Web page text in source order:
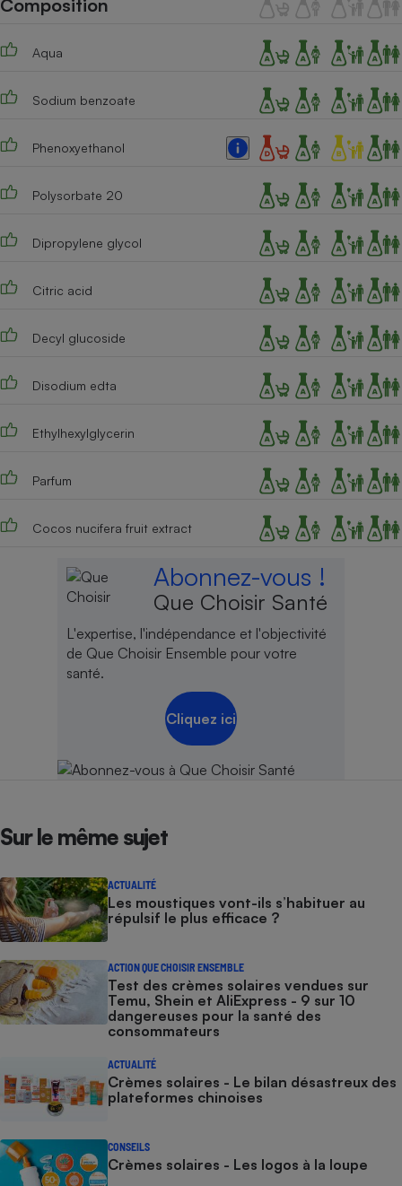
Composition
Aqua
Sodium benzoate
Phenoxyethanol
Polysorbate 20
Dipropylene glycol
Citric acid
Decyl glucoside
Disodium edta
Ethylhexylglycerin
Parfum
Cocos nucifera fruit extract
Abonnez-vous !
Que Choisir Santé
L'expertise, l'indépendance et l'objectivité
de Que Choisir Ensemble pour votre
santé.
Cliquez ici
Sur le même sujet
ACTUALITÉ
Les moustiques vont-ils s’habituer au
répulsif le plus efficace ?
ACTION QUE CHOISIR ENSEMBLE
Test des crèmes solaires vendues sur
Temu, Shein et AliExpress - 9 sur 10
dangereuses pour la santé des
consommateurs
ACTUALITÉ
Crèmes solaires - Le bilan désastreux des
plateformes chinoises
CONSEILS
Crèmes solaires - Les logos à la loupe
Plaque de cuisson à
induction
Climatiseur -
Ventilateur
Cafetière à expressos
Robot ménager
Téléphone mobile -
Antivirus
Climatiseur -
Ventilateur